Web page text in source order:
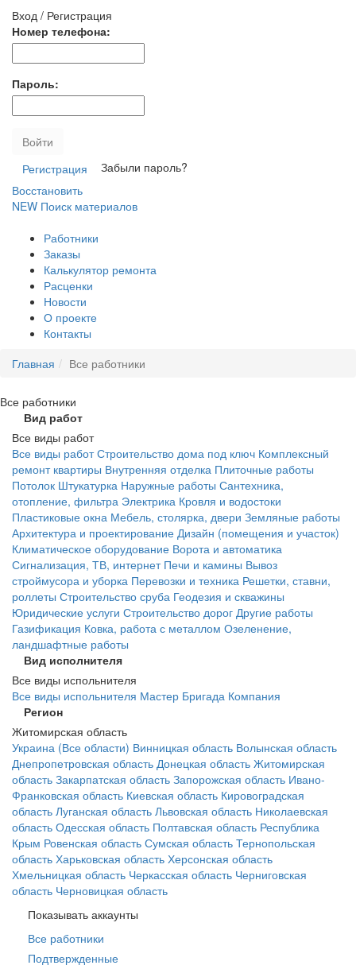
Вход / Регистрация
Номер телефона:
Пароль:
Войти
Регистрация
Забыли пароль?
Восстановить
NEW Поиск материалов
Работники
Заказы
Калькулятор ремонта
Расценки
Новости
О проекте
Контакты
Главная
Все работники
Все работники
Вид работ
Все виды работ
Все виды работ Строительство дома под ключ Комплексный
ремонт квартиры Внутренняя отделка Плиточные работы
Потолок Штукатурка Наружные работы Сантехника,
отопление, фильтра Электрика Кровля и водостоки
Пластиковые окна Мебель, столярка, двери Земляные работы
Архитектура и проектирование Дизайн (помещения и участок)
Климатическое оборудование Ворота и автоматика
Сигнализация, ТВ, интернет Печи и камины Вывоз
строймусора и уборка Перевозки и техника Решетки, ставни,
роллеты Строительство сруба Геодезия и скважины
Юридические услуги Строительство дорог Другие работы
Газификация Ковка, работа с металлом Озеленение,
ландшафтные работы
Вид исполнителя
Все виды испольнителя
Все виды испольнителя Мастер Бригада Компания
Регион
Житомирская область
Украина (Все области) Винницкая область Волынская область
Днепропетровская область Донецкая область Житомирская
область Закарпатская область Запорожская область Ивано-
Франковская область Киевская область Кировоградская
область Луганская область Львовская область Николаевская
область Одесская область Полтавская область Республика
Крым Ровенская область Сумская область Тернопольская
область Харьковская область Херсонская область
Хмельницкая область Черкасская область Черниговская
область Черновицкая область
Показывать аккаунты
Все работники
Подтвержденные